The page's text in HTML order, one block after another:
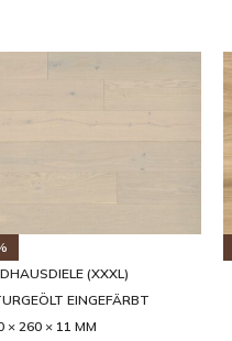
(XXXL)
EINGEFÄRBT
5 × 20 MM